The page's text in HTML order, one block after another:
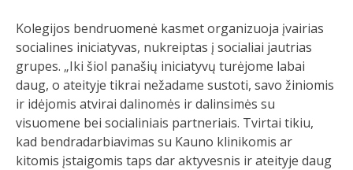
Kolegijos bendruomenė kasmet organizuoja įvairias
socialines iniciatyvas, nukreiptas į socialiai jautrias
grupes. „Iki šiol panašių iniciatyvų turėjome labai
daug, o ateityje tikrai nežadame sustoti, savo žiniomis
ir idėjomis atvirai dalinomės ir dalinsimės su
visuomene bei socialiniais partneriais. Tvirtai tikiu,
kad bendradarbiavimas su Kauno klinikomis ar
kitomis įstaigomis taps dar aktyvesnis ir ateityje daug